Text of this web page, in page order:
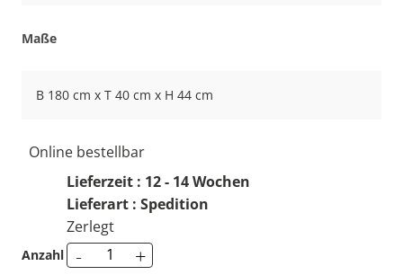
Maße
B 180 cm x T 40 cm x H 44 cm
Online bestellbar
Lieferzeit : 12 - 14 Wochen
Lieferart : Spedition
Zerlegt
Anzahl - +